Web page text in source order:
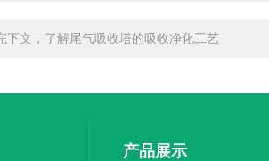
下文，了解尾气吸收塔的吸收净化工艺
产品展示